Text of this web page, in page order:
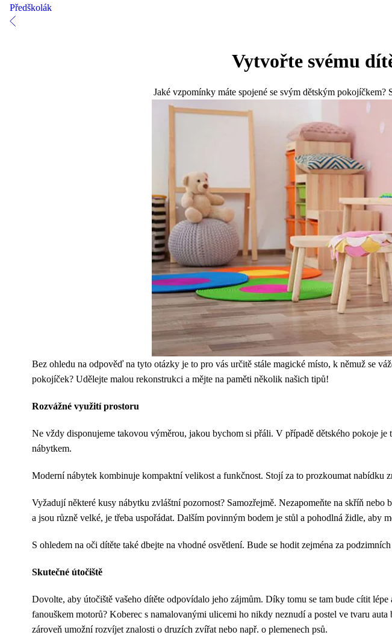
Předškolák
Vytvořte svému
Jaké vzpomínky máte spojené se svým dětským pokojíčkem?
Bez ohledu na odpověď na tyto otázky je to pro vás určitě stále magické místo, k němuž se
pokojíček? Udělejte malou rekonstrukci a mějte na paměti několik našich tipů!
Rozvážné využití prostoru
Ne vždy disponujeme takovou výměrou, jakou bychom si přáli. V případě dětského pokoje
nábytkem.
Moderní nábytek kombinuje kompaktní velikost a funkčnost. Stojí za to prozkoumat nabídku
Vyžadují některé kusy nábytku zvláštní pozornost? Samozřejmě. Nezapomeňte na skříň
a jsou různě velké, je třeba uspořádat. Dalším povinným bodem je stůl a pohodlná židle, aby
S ohledem na oči dítěte také dbejte na vhodné osvětlení. Bude se hodit zejména za
Skutečné útočiště
Dovolte, aby útočiště vašeho dítěte odpovídalo jeho zájmům. Díky tomu se tam bude cítit
fanouškem motorů? Koberec s namalovanými ulicemi ho nikdy neznudí a postel ve tvaru
zároveň umožní rozvíjet znalosti o druzích zvířat nebo např. o plemenech psů.